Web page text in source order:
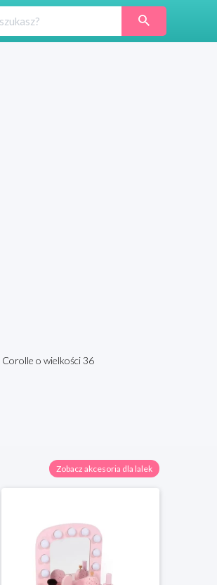
Corolle o wielkości 36
Zobacz akcesoria dla lalek